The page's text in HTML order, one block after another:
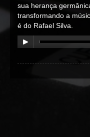
sua herança
transformando a
é do Rafael Silva.
00:00 /